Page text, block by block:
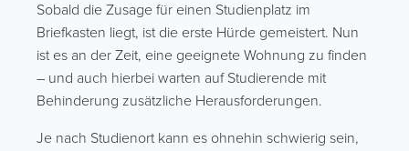
Sobald die Zusage für einen Studienplatz im
Briefkasten liegt, ist die erste Hürde gemeistert. Nun
ist es an der Zeit, eine geeignete Wohnung zu finden
– und auch hierbei warten auf Studierende mit
Behinderung zusätzliche Herausforderungen.
Je nach Studienort kann es ohnehin schwierig sein,